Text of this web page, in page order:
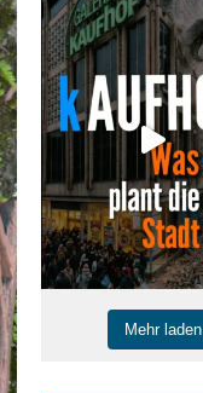
Mehr laden